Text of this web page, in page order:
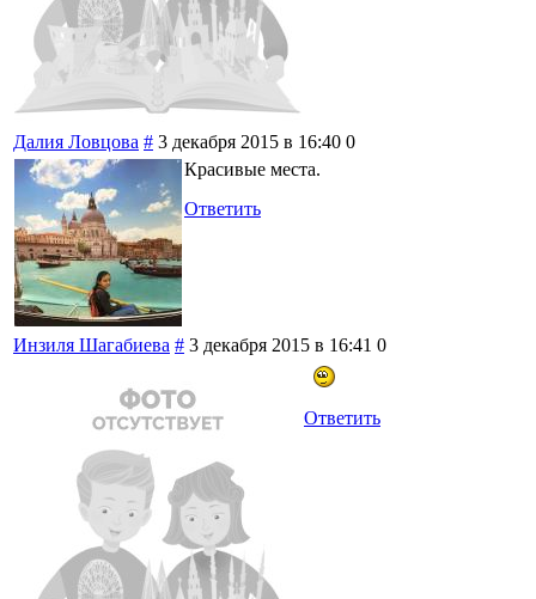
Далия Ловцова # 3 декабря 2015 в 16:40 0
Красивые места.
Ответить
Инзиля Шагабиева # 3 декабря 2015 в 16:41 0
Ответить